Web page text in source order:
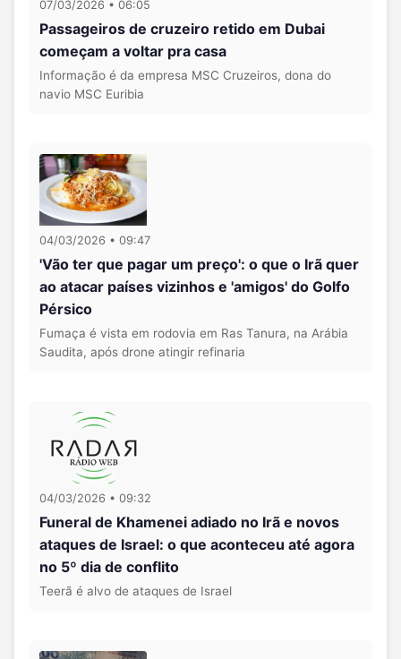
07/03/2026 • 06:05
Passageiros de cruzeiro retido em Dubai
começam a voltar pra casa
Informação é da empresa MSC Cruzeiros, dona do
navio MSC Euribia
04/03/2026 • 09:47
'Vão ter que pagar um preço': o que o Irã quer
ao atacar países vizinhos e 'amigos' do Golfo
Pérsico
Fumaça é vista em rodovia em Ras Tanura, na Arábia
Saudita, após drone atingir refinaria
04/03/2026 • 09:32
Funeral de Khamenei adiado no Irã e novos
ataques de Israel: o que aconteceu até agora
no 5º dia de conflito
Teerã é alvo de ataques de Israel